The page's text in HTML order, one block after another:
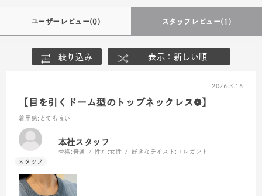
ユーザーレビュー(0) スタッフレビュー(1)
絞り込み 表示：新しい順
2026.3.16
【目を引くドーム型のトップネックレス❁】
着用感:とても良い
本社スタッフ
骨格: 普通 性別:女性 好きなテイスト: エレガント